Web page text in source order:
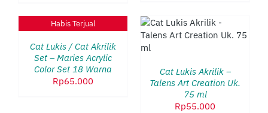
hingga
Habis Terjual
Cat Lukis / Cat Akrilik
Set – Maries Acrylic
Color Set 18 Warna
Rp65.000
PILIH OPSI PRODUK
INI
MEMILIKI
BEBERAPA
VARIAN.
/
DETAILS
Cat Lukis Akrilik –
Talens Art Creation Uk.
75 ml
Rp55.000